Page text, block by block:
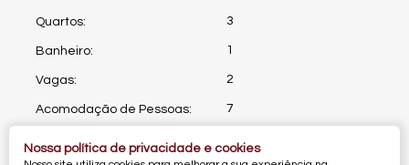
Nossa política de privacidade e cookies
Quartos: 3
Banheiro: 1
Vagas: 2
Acomodação de Pessoas: 7
Valores do Imóvel